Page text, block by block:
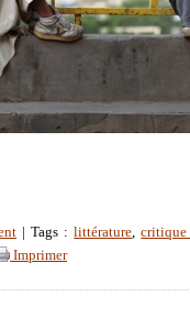
| Tags :littérature,
Imprimer